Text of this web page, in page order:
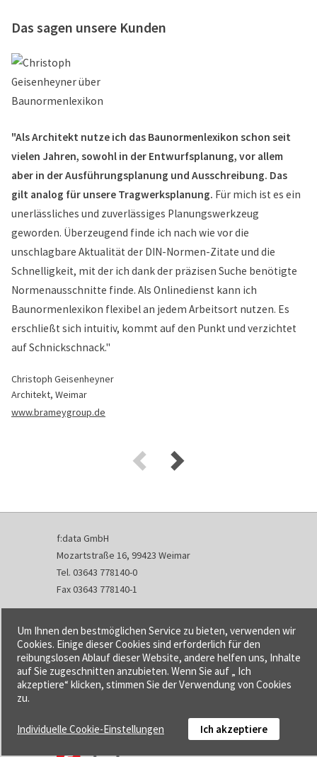
Das sagen unsere Kunden
"Als Architekt nutze ich das Baunormenlexikon schon seit
vielen Jahren, sowohl in der Entwurfsplanung, vor allem
aber in der Ausführungsplanung und Ausschreibung. Das
gilt analog für unsere Tragwerksplanung. Für mich ist es ein
unerlässliches und zuverlässiges Planungswerkzeug
geworden. Überzeugend finde ich nach wie vor die
unschlagbare Aktualität der DIN-Normen-Zitate und die
Schnelligkeit, mit der ich dank der präzisen Suche benötigte
Normenausschnitte finde. Als Onlinedienst kann ich
Baunormenlexikon flexibel an jedem Arbeitsort nutzen. Es
erschließt sich intuitiv, kommt auf den Punkt und verzichtet
auf Schnickschnack."
Christoph Geisenheyner
Architekt, Weimar
www.brameygroup.de
f:data GmbH
Mozartstraße 16, 99423 Weimar
Tel. 03643 778140-0
Fax 03643 778140-1
info@fdata.de
Kontakt
Impressum
Datenschutzerklärung
Urheberrecht und Haftung
Cookie-Einstellungen
Um Ihnen den bestmöglichen Service zu bieten, verwenden wir
Cookies. Einige dieser Cookies sind erforderlich für den
reibungslosen Ablauf dieser Website, andere helfen uns, Inhalte
auf Sie zugeschnitten anzubieten. Wenn Sie auf „ Ich
akzeptiere“ klicken, stimmen Sie der Verwendung von Cookies
zu.
Individuelle Cookie-Einstellungen Ich akzeptiere